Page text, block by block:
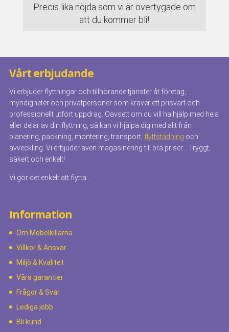
Precis lika nöjda som vi är övertygade om
att du kommer bli!
Vårt erbjudande
Vi erbjuder flyttningar och tillhörande tjänster åt företag,
myndigheter och privatpersoner som kräver ett prisvärt och
professionellt utfört uppdrag. Oavsett om du vill ha hjälp med hela
eller delar av din flyttning, så kan vi hjälpa dig med allt från
planering, packning, montering, transport, flyttstädning och
avveckling. Vi erbjuder även magasinering till bra priser… Tryggt,
säkert och enkelt!
Vi gör det enkelt att flytta…
Information
Om Möbelkillarna
Villkor & Ansvar
Miljö & Kvalitet
Våra garantier
Frågor & Svar
Lediga jobb
Bli kund